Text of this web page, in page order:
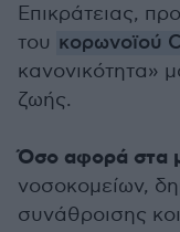
Επικράτειας,
του κορωνοϊού
κανονικότητα»
ζωής.
Όσο αφορά στα
νοσοκομείων,
συνάθροισης